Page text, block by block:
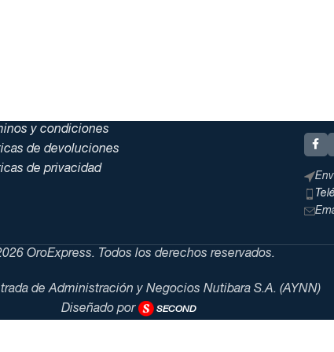
y condiciones
de devoluciones
de privacidad
OroExpress. Todos los derechos reservados.
de Administración y Negocios Nutibara S.A. (AYNN)
Diseñado por
SECOND